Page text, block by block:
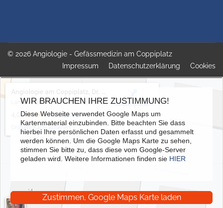
© 2026 Angiologie - Gefässmedizin am Coppiplatz
Impressum
Datenschutzerklärung Cookies
WIR BRAUCHEN IHRE ZUSTIMMUNG!
Diese Webseite verwendet Google Maps um
Kartenmaterial einzubinden. Bitte beachten Sie dass
hierbei Ihre persönlichen Daten erfasst und gesammelt
werden können. Um die Google Maps Karte zu sehen,
stimmen Sie bitte zu, dass diese vom Google-Server
geladen wird. Weitere Informationen finden sie HIER